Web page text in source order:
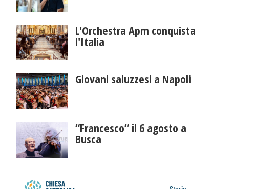
L'Orchestra Apm conquista
l'Italia
Giovani saluzzesi a Napoli
“Francesco” il 6 agosto a
Busca